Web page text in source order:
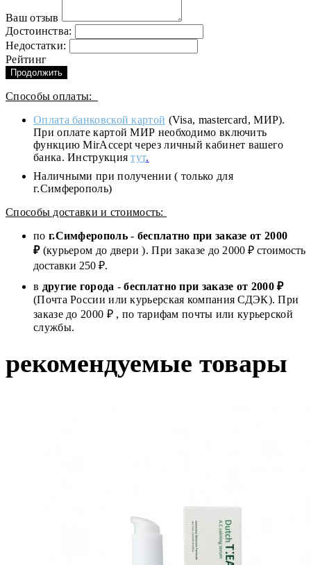
Ваш отзыв
Достоинства:
Недостатки:
Рейтинг
Продолжить
Способы оплаты:
Оплата банковской картой (Visa, mastercard, МИР).
При оплате картой МИР необходимо включить
функцию MirAccept через личный кабинет вашего
банка. Инструкциятут.
Наличными при получении ( только для
г.Симферополь)
Способы доставки и стоимость:
по г.Симферополь- бесплатно при заказе от 2000
₽(курьером до двери ). При заказе до 2000 ₽ стоимость
доставки 250 ₽.
в другие города -бесплатно при заказе от 2000 ₽
(Почта России или курьерская компания СДЭК). При
заказе до 2000 ₽ , по тарифам почты или курьерской
службы.
рекомендуемые товары